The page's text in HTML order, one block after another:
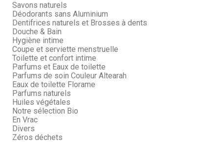
Savons naturels
Déodorants sans Aluminium
Dentifrices naturels et Brosses à dents
Douche & Bain
Hygiène intime
Coupe et serviette menstruelle
Toilette et confort intime
Parfums et Eaux de toilette
Parfums de soin Couleur Altearah
Eaux de toilette Florame
Parfums naturels
Huiles végétales
Notre sélection Bio
En Vrac
Divers
Zéros déchets